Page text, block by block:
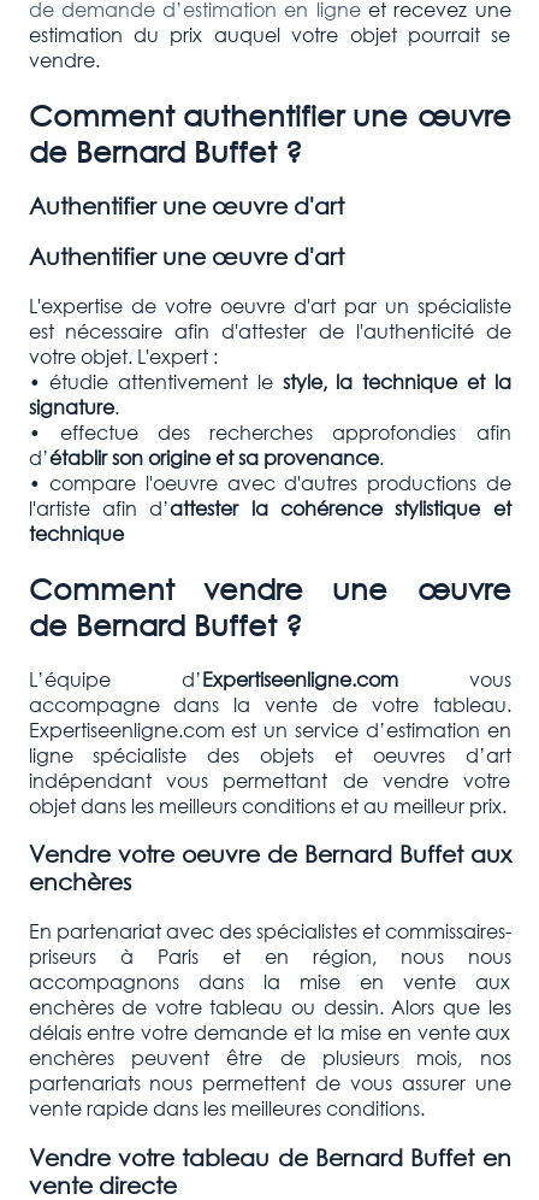
de demande d’estimation en ligneet recevez une
estimation du prix auquel votre objet pourrait se
vendre.
Comment authentifier une œuvre
de Bernard Buffet?
Authentifier une œuvre d'art
Authentifier une œuvre d'art
L'expertise de votre oeuvre d'art par un spécialiste
est nécessaire afin d'attester de l'authenticité de
votre objet. L'expert :
• étudie attentivement lestyle, la technique et la
signature.
• effectue des recherches approfondies afin
d’établir son origine et sa provenance.
• compare l'oeuvre avec d'autres productions de
l'artiste afin d’attester la cohérence stylistique et
technique
Comment vendre une œuvre
de Bernard Buffet?
L’équipe d’Expertiseenligne.comvous
accompagne dans la vente de votre tableau.
Expertiseenligne.com est un service d’estimation en
ligne spécialiste des objets et oeuvres d’art
indépendant vous permettant de vendre votre
objet dans les meilleurs conditions et au meilleur prix.
Vendre votre oeuvre de Bernard Buffetaux
enchères
En partenariat avec des spécialistes et commissaires-
priseurs à Paris et en région, nous nous
accompagnons dans la mise en vente aux
enchères de votre tableau ou dessin. Alors que les
délais entre votre demande et la mise en vente aux
enchères peuvent être de plusieurs mois, nos
partenariats nous permettent de vous assurer une
vente rapide dans les meilleures conditions.
Vendre votre tableau de Bernard Buffeten
vente directe